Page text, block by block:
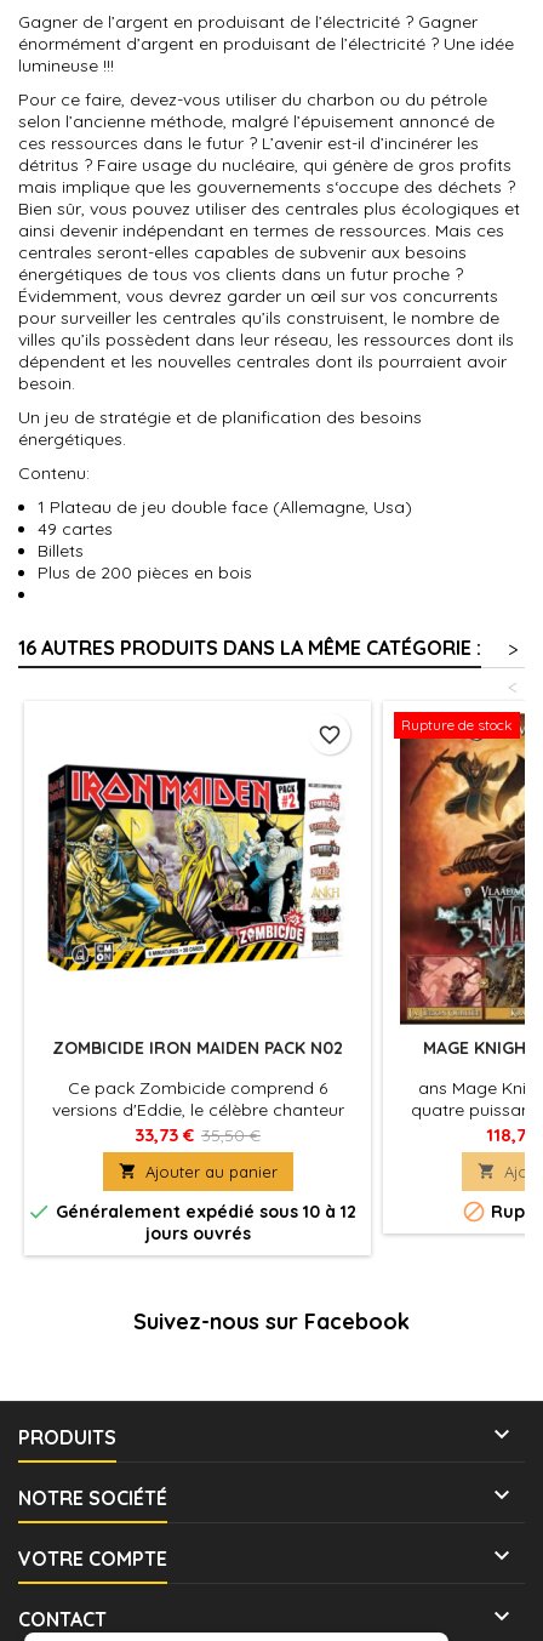
Gagner de l’argent en produisant de l’électricité ? Gagner
énormément d’argent en produisant de l’électricité ? Une idée
lumineuse !!!
Pour ce faire, devez-vous utiliser du charbon ou du pétrole
selon l’ancienne méthode, malgré l’épuisement annoncé de
ces ressources dans le futur ? L’avenir est-il d’incinérer les
détritus ? Faire usage du nucléaire, qui génère de gros profits
mais implique que les gouvernements s‘occupe des déchets ?
Bien sûr, vous pouvez utiliser des centrales plus écologiques et
ainsi devenir indépendant en termes de ressources. Mais ces
centrales seront-elles capables de subvenir aux besoins
énergétiques de tous vos clients dans un futur proche ?
Évidemment, vous devrez garder un œil sur vos concurrents
pour surveiller les centrales qu’ils construisent, le nombre de
villes qu’ils possèdent dans leur réseau, les ressources dont ils
dépendent et les nouvelles centrales dont ils pourraient avoir
besoin.
Un jeu de stratégie et de planification des besoins
énergétiques.
Contenu:
1 Plateau de jeu double face (Allemagne, Usa)
49 cartes
Billets
Plus de 200 pièces en bois
16 AUTRES PRODUITS DANS LA MÊME CATÉGORIE :
>
<
ZOMBICIDE IRON MAIDEN PACK N02
Ce pack Zombicide comprend 6
versions d'Eddie, le célèbre chanteur
d'Iron Maiden.
33,73 € 35,50 €
 Ajouter au panier
 Généralement expédié sous 10 à 12
jours ouvrés
favorite_border Rupture de stock
MAGE KNIGHT
ans Mage
quatre
explorez un
contrôle
118,75


Suivez-nous sur Facebook
PRODUITS 
NOTRE SOCIÉTÉ 
VOTRE COMPTE 
CONTACT 